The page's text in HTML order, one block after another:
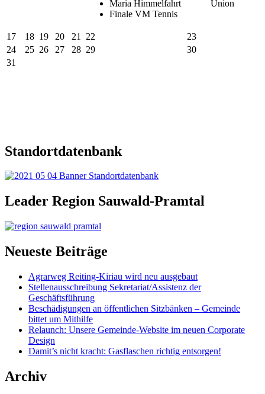
Maria Himmelfahrt
Finale VM Tennis
Union
17 18 19 20 21 22
23
24
25 26 27 28 29
30
31
Standortdatenbank
Leader Region Sauwald-Pramtal
Neueste Beiträge
Agrarweg Reiting-Kiriau wird neu ausgebaut
Stellenausschreibung Sekretariat/Assistenz der
Geschäftsführung
Beschädigungen an öffentlichen Sitzbänken – Gemeinde
bittet um Mithilfe
Relaunch: Unsere Gemeinde-Website im neuen Corporate
Design
Damit’s nicht kracht: Gasflaschen richtig entsorgen!
Archiv